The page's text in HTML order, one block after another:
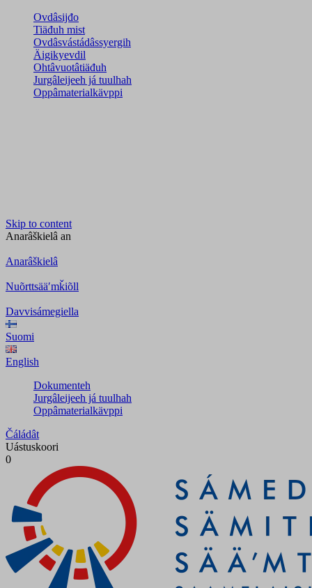
Ovdâsijđo
Tiäđuh mist
Ovdâsvástádâssyergih
Äigikyevdil
Ohtâvuotâtiäđuh
Jurgâleijeeh já tuulhah
Oppâmaterialkävppi
Skip to content
Anarâškielâ an
Anarâškielâ
Nuõrttsääʹmǩiõll
Davvisámegiella
Suomi
English
Dokumenteh
Jurgâleijeeh já tuulhah
Oppâmaterialkävppi
Čáládât
Uástuskoori
0